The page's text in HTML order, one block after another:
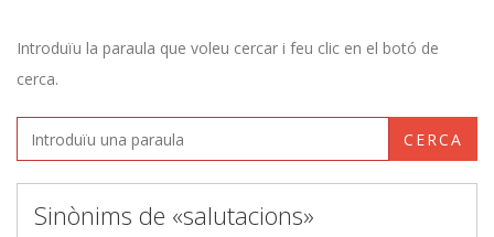
Introduïu la paraula que voleu cercar i feu clic en el botó de
cerca.
CERCA
Sinònims de «salutacions»